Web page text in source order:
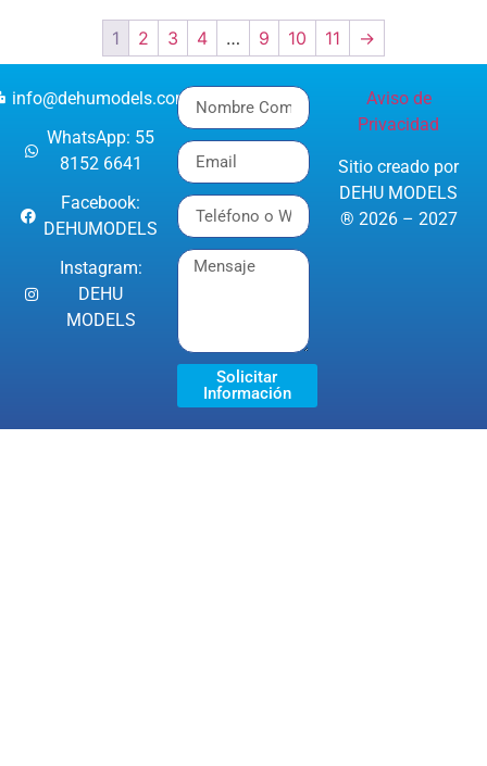
1 2 3 4 … 9 10 11 →
info@dehumodels.com
WhatsApp: 55
8152 6641
Facebook:
DEHUMODELS
Instagram:
DEHU
MODELS
Solicitar
Información
Aviso de
Privacidad
Sitio creado por
DEHU MODELS
® 2026 – 2027